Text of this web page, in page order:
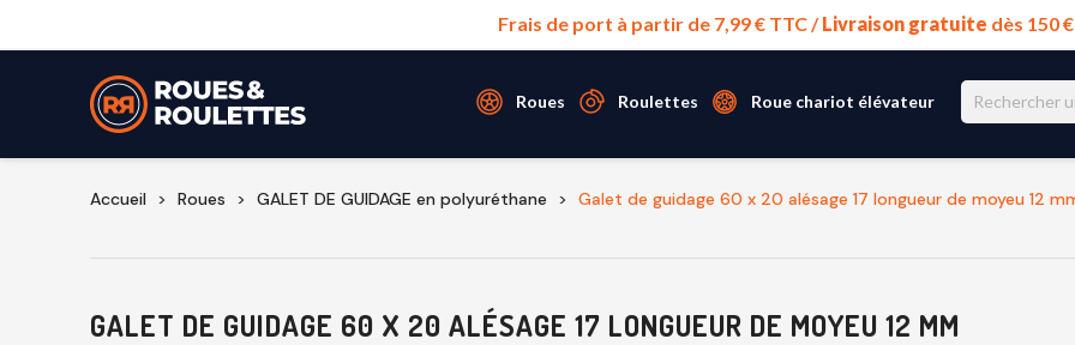
Frais de port à partir de 7,99 € TTC /Livraison gratuite dès 150
Roues Roulettes Roue chariot élévateur
Accueil Roues GALET DE GUIDAGE en polyuréthane Galet de guidage 60 x 20 alésage 17 longueur de moyeu 12
GALET DE GUIDAGE 60 X 20 ALÉSAGE 17 LONGUEUR DE MOYEU 12 MM